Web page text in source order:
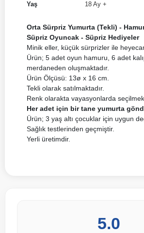
Yaş
18 Ay +
Orta Sürpriz Yumurta (Tekli) -
Süpriz Oyuncak - Süpriz Hediyeler
Minik eller, küçük sürprizler ile
Ürün; 5 adet oyun hamuru, 6 adet
merdaneden oluşmaktadır.
Ürün Ölçüsü: 13ø x 16 cm.
Tekli olarak satılmaktadır.
Renk olarakta vayasyonlarda
Her adet için bir tane yumurta
Ürün; 3 yaş altı çocuklar için uygun
Sağlık testlerinden geçmiştir.
Yerli üretimdir.
5.0